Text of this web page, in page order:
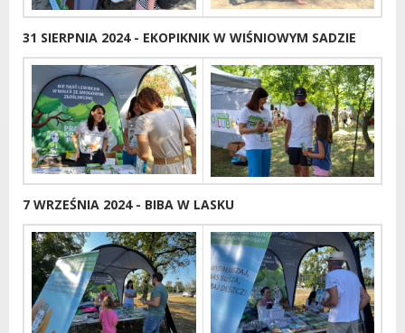
31 SIERPNIA 2024 - EKOPIKNIK W WIŚNIOWYM SADZIE
7 WRZEŚNIA 2024 - BIBA W LASKU